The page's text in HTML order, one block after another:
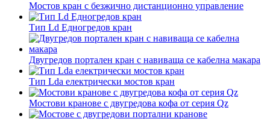
Мостов кран с безжично дистанционно управление
Тип Ld Едногредов кран
Двугредов портален кран с навиваща се кабелна макара
Тип Lda електрически мостов кран
Мостови кранове с двугредова кофа от серия Qz